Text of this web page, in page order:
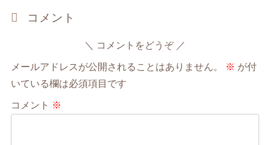
コメント
コメントをどうぞ
メールアドレスが公開されることはありません。 ※ が付
いている欄は必須項目です
コメント ※